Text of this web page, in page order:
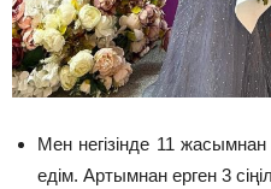
Мен негізінде 11
едім. Артымнан ерген 3